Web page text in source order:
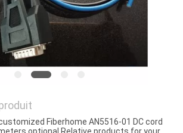
Fiberhome AN5516-01 DC cord